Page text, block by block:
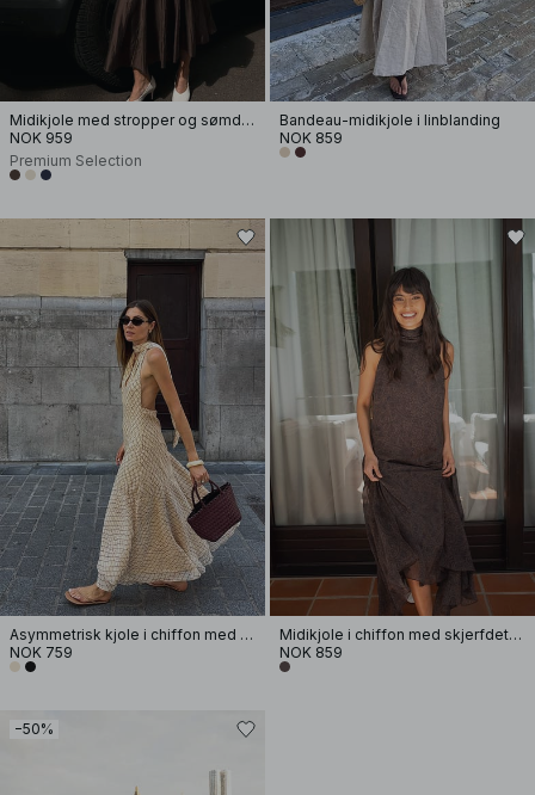
Midikjole med stropper og sømdetaljer
NOK 959
Premium Selection
Bandeau-midikjole i linblanding
NOK 859
Asymmetrisk kjole i chiffon med halterneck
NOK 759
Midikjole i chiffon med skjerfdetaljer
NOK 859
−50%